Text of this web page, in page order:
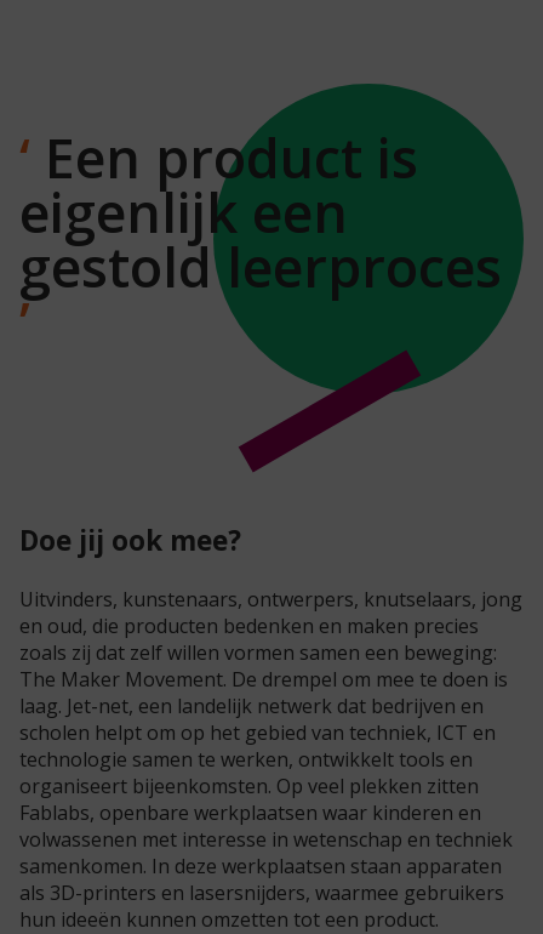
Een product is
eigenlijk een
gestold leerproces
Doe jij ook mee?
Uitvinders, kunstenaars, ontwerpers, knutselaars, jong
en oud, die producten bedenken en maken precies
zoals zij dat zelf willen vormen samen een beweging:
The Maker Movement. De drempel om mee te doen is
laag. Jet-net, een landelijk netwerk dat bedrijven en
scholen helpt om op het gebied van techniek, ICT en
technologie samen te werken, ontwikkelt tools en
organiseert bijeenkomsten. Op veel plekken zitten
Fablabs, openbare werkplaatsen waar kinderen en
volwassenen met interesse in wetenschap en techniek
samenkomen. In deze werkplaatsen staan apparaten
als 3D-printers en lasersnijders, waarmee gebruikers
hun ideeën kunnen omzetten tot een product.